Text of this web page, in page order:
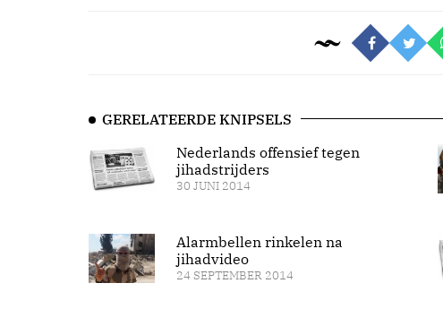
GERELATEERDE KNIPSELS
Nederlands offensief tegen
jihadstrijders
30 JUNI 2014
Alarmbellen rinkelen na
jihadvideo
24 SEPTEMBER 2014